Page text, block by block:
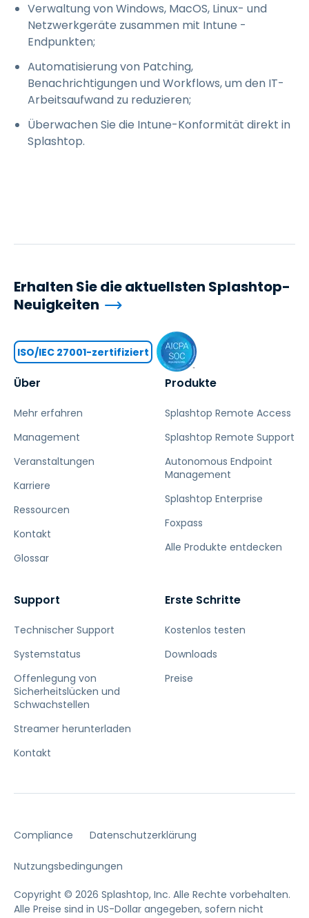
Verwaltung von Windows, MacOS, Linux- und
Netzwerkgeräte zusammen mit Intune -
Endpunkten;
Automatisierung von Patching,
Benachrichtigungen und Workflows, um den IT-
Arbeitsaufwand zu reduzieren;
Überwachen Sie die Intune-Konformität direkt in
Splashtop.
Über
Mehr erfahren
Management
Veranstaltungen
Karriere
Ressourcen
Kontakt
Glossar
Produkte
Splashtop Remote Access
Splashtop Remote Support
Autonomous Endpoint
Management
Splashtop Enterprise
Foxpass
Alle Produkte entdecken
Support
Technischer Support
Systemstatus
Offenlegung von
Sicherheitslücken und
Schwachstellen
Streamer herunterladen
Kontakt
Erste Schritte
Kostenlos testen
Downloads
Preise
Erhalten Sie die aktuellsten Splashtop-
Neuigkeiten
ISO/IEC 27001-zertifiziert
Compliance Datenschutzerklärung
Nutzungsbedingungen
Copyright © 2026 Splashtop, Inc. Alle Rechte vorbehalten.
Alle Preise sind in US-Dollar angegeben, sofern nicht